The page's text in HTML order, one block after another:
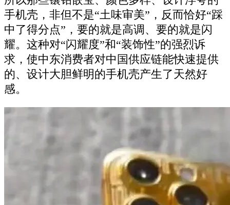
手机壳，非但不是“土味审美”，反而恰好“踩
中了得分点”，要的就是高调、要的就是闪
耀。这种对“闪耀度”和“装饰性”的强烈诉
求，使中东消费者对中国供应链能快速提供
的、设计大胆鲜明的手机壳产生了天然好
感。